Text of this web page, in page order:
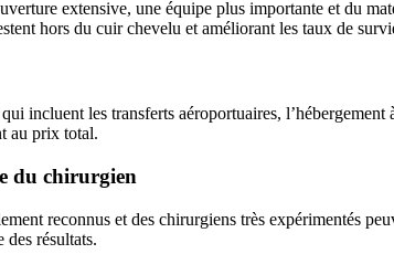
extensive, une équipe plus importante et du
hors du cuir chevelu et améliorant les taux de
incluent les transferts aéroportuaires,
au prix total.
du chirurgien
reconnus et des chirurgiens très expérimentés
des résultats.